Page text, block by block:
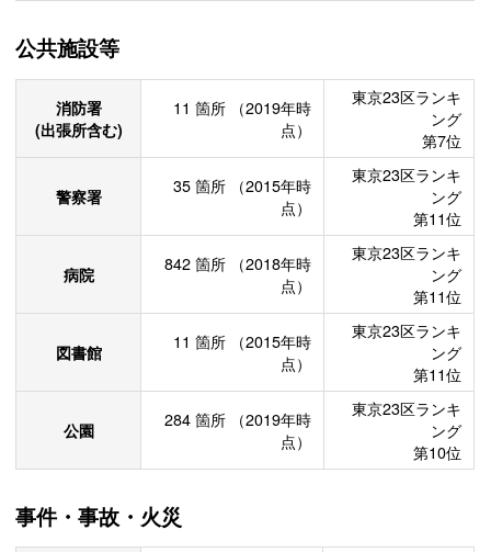
公共施設等
消防署
(出張所含む)
11 箇所
（2019年時
点）
東京23区ランキ
ング
第7位
警察署 35 箇所
（2015年時
点）
東京23区ランキ
ング
第11位
病院 842 箇所
（2018年時
点）
東京23区ランキ
ング
第11位
図書館 11 箇所
（2015年時
点）
東京23区ランキ
ング
第11位
公園 284 箇所
（2019年時
点）
東京23区ランキ
ング
第10位
事件・事故・火災